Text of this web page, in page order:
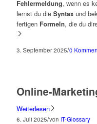
Fehlermeldung, wenn es
lernst du die Syntaxund
fertigen Formeln, die du
3. September 2025/0
Online-
Weiterlesen
6. Juli 2025/von IT-Glossary